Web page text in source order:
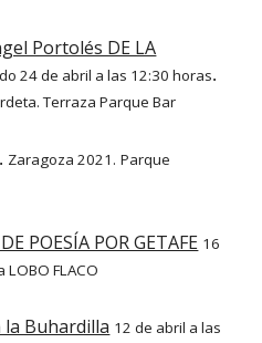
Portolés DE LA
24 de abril a las 12:30 horas.
Terraza Parque Bar
. Zaragoza 2021. Parque
POESÍA POR GETAFE 16
LOBO FLACO
la Buhardilla 12 de abril a las